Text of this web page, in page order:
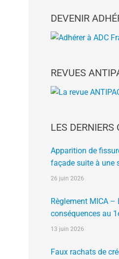
DEVENIR
REVUES
LES DERNIERS
Apparition de
façade suite à une
faire?
26 juin 2026
Règlement MICA –
conséquences au
des plates formes
13 juin 2026
Faux rachats de